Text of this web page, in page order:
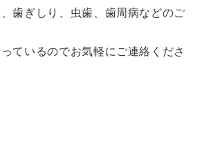
歯ぎしり、虫歯、歯周病などのご
ているのでお気軽にご連絡くださ